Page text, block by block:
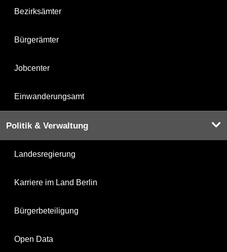
Bezirksämter
Bürgerämter
Jobcenter
Einwanderungsamt
Politik & Verwaltung
Landesregierung
Karriere im Land Berlin
Bürgerbeteiligung
Open Data